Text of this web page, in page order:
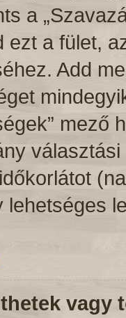
a
ezt a fület,
Add
mező
lehetséges
vagy